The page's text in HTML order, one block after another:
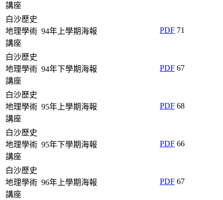
講座
白沙歷史
地理學術
講座
94年上學期海報 PDF 71
白沙歷史
地理學術
講座
94年下學期海報 PDF 67
白沙歷史
地理學術
講座
95年上學期海報 PDF 68
白沙歷史
地理學術
講座
95年下學期海報 PDF 66
白沙歷史
地理學術
講座
96年上學期海報 PDF 67